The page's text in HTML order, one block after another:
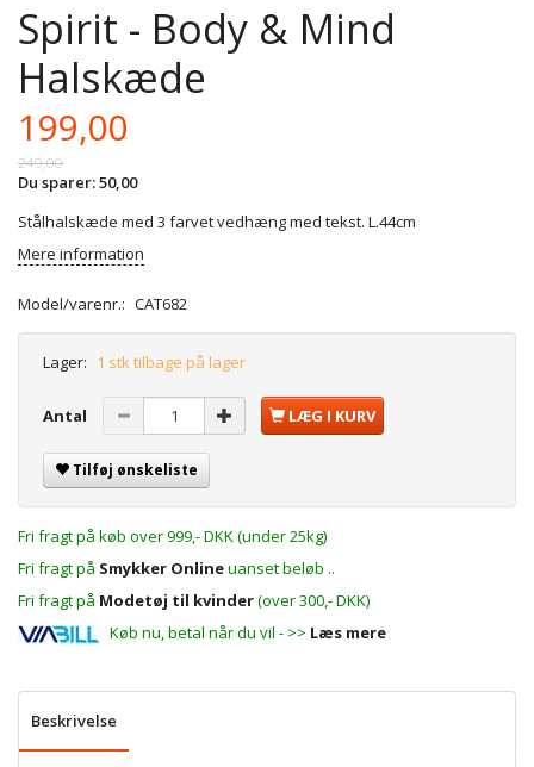
Spirit - Body & Mind
Halskæde
199,00
249,00
Du sparer:50,00
Stålhalskæde med 3 farvet vedhæng med tekst. L.44cm
Mere information
Model/varenr.: CAT682
Lager: 1 stk tilbage på lager
Antal LÆG I KURV
Tilføj ønskeliste
Fri fragt på køb over 999,- DKK (under 25kg)
Fri fragt på Smykker Onlineuanset beløb ..
Fri fragt på Modetøj til kvinder(over 300,- DKK)
Køb nu, betal når du vil - >> Læs mere
Beskrivelse